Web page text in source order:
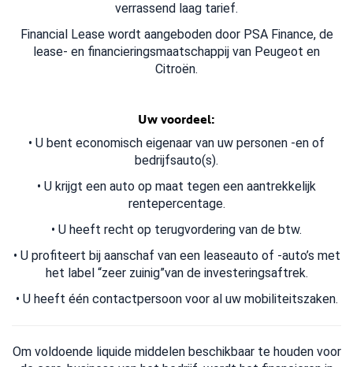
verrassend laag tarief.
Financial Lease wordt aangeboden door PSA Finance, de
lease- en financieringsmaatschappij van Peugeot en
Citroën.
Uw voordeel:
• U bent economisch eigenaar van uw personen -en of
bedrijfsauto(s).
• U krijgt een auto op maat tegen een aantrekkelijk
rentepercentage.
• U heeft recht op terugvordering van de btw.
• U profiteert bij aanschaf van een leaseauto of -auto’s met
het label “zeer zuinig”van de investeringsaftrek.
• U heeft één contactpersoon voor al uw mobiliteitszaken.
Om voldoende liquide middelen beschikbaar te houden voor